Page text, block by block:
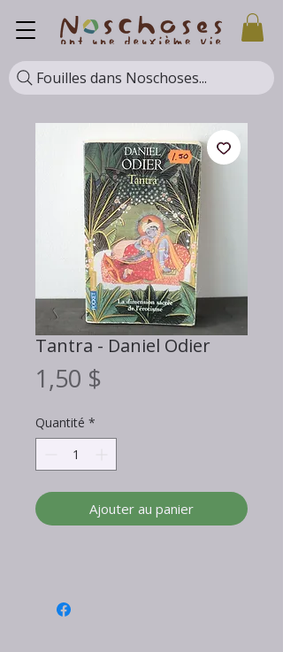
Fouilles dans Noschoses...
Tantra - Daniel Odier
1,50 $
Quantité *
Ajouter au panier